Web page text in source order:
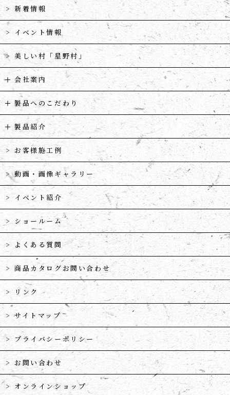
新着情報
イベント情報
美しい村「星野村」
会社案内
製品へのこだわり
製品紹介
お客様施工例
動画・画像ギャラリー
イベント紹介
ショールーム
よくある質問
商品カタログお問い合わせ
リンク
サイトマップ
プライバシーポリシー
お問い合わせ
オンラインショップ